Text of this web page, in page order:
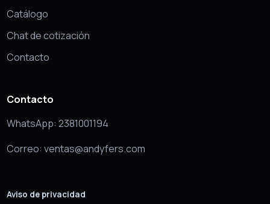
Catálogo
Chat de cotización
Contacto
Contacto
WhatsApp: 2381001194
Correo: ventas@andyfers.com
Aviso de privacidad